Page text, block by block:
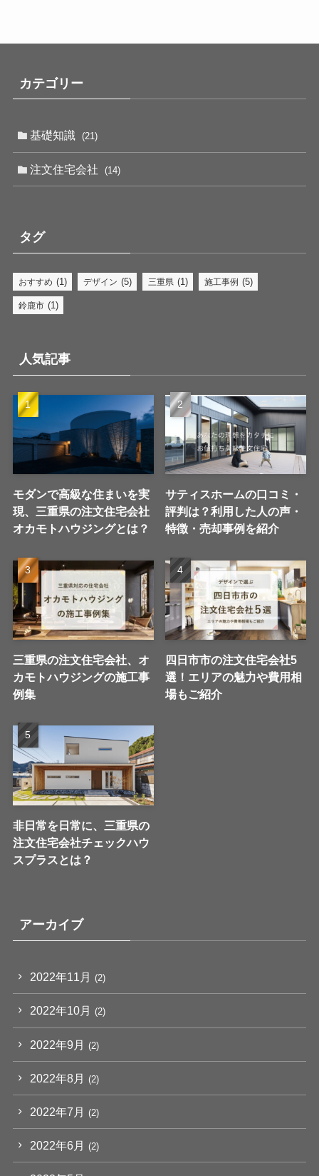
カテゴリー
基礎知識 (21)
注文住宅会社 (14)
タグ
おすすめ (1) デザイン (5) 三重県 (1) 施工事例 (5)
鈴鹿市 (1)
人気記事
モダンで高級な住まいを実
現、三重県の注文住宅会社
オカモトハウジングとは？
サティスホームの口コミ・
評判は？利用した人の声・
特徴・売却事例を紹介
三重県の注文住宅会社、オ
カモトハウジングの施工事
例集
四日市市の注文住宅会社5
選！エリアの魅力や費用相
場もご紹介
非日常を日常に、三重県の
注文住宅会社チェックハウ
スプラスとは？
アーカイブ
2022年11月 (2)
2022年10月 (2)
2022年9月 (2)
2022年8月 (2)
2022年7月 (2)
2022年6月 (2)